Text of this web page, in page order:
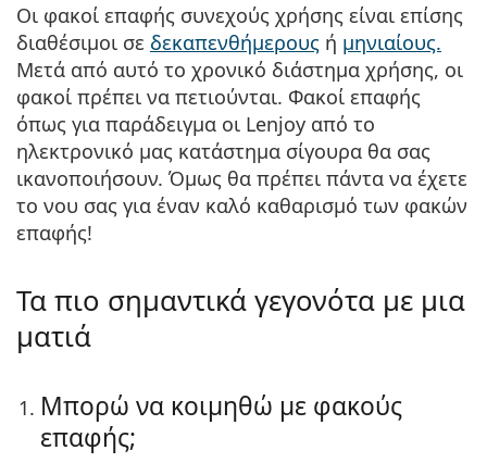
Οι φακοί επαφής συνεχούς χρήσης είναι επίσης
διαθέσιμοι σε δεκαπενθήμερους ή μηνιαίους.
Μετά από αυτό το χρονικό διάστημα χρήσης, οι
φακοί πρέπει να πετιούνται. Φακοί επαφής
όπως για παράδειγμα οι Lenjoy από το
ηλεκτρονικό μας κατάστημα σίγουρα θα σας
ικανοποιήσουν. Όμως θα πρέπει πάντα να έχετε
το νου σας για έναν καλό καθαρισμό των φακών
επαφής!
Τα πιο σημαντικά γεγονότα με μια
ματιά
Μπορώ να κοιμηθώ με φακούς
επαφής;